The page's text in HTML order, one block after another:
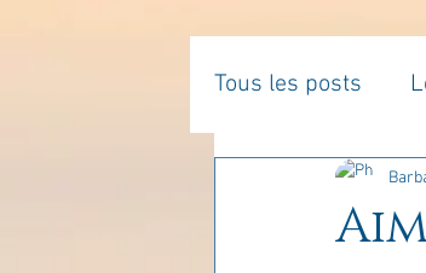
Tous les posts
La parentalité